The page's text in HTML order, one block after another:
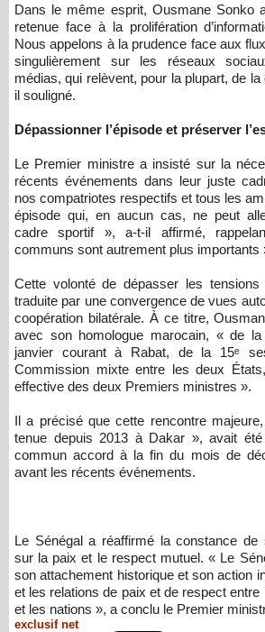
Dans le même esprit, Ousmane Sonko
retenue face à la prolifération
Nous appelons à la prudence face aux
singulièrement sur les réseaux
médias, qui relèvent, pour la plupart, de
il souligné.
Dépassionner l’épisode et préserver
Le Premier ministre a insisté sur la
récents événements dans leur juste
nos compatriotes respectifs et tous les
épisode qui, en aucun cas, ne peut
cadre sportif », a-t-il affirmé,
communs sont autrement plus importants
Cette volonté de dépasser les tensions
traduite par une convergence de vues
coopération bilatérale. À ce titre,
avec son homologue marocain, « de
janvier courant à Rabat, de la 15ᵉ
Commission mixte entre les deux
effective des deux Premiers ministres ».
Il a précisé que cette rencontre
tenue depuis 2013 à Dakar », avait été
commun accord à la fin du mois de
avant les récents événements.
Le Sénégal a réaffirmé la constance de
sur la paix et le respect mutuel. « Le
son attachement historique et son action
et les relations de paix et de respect
et les nations », a conclu le Premier
exclusif net